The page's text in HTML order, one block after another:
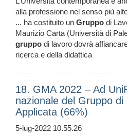
alla professione nel senso più
... ha costituito un Gruppo di
Maurizio Carta (Università di
gruppo di lavoro dovrà
ricerca e della didattica
18. GMA 2022 – Ad
nazionale del Gruppo di
Applicata (66%)
5-lug-2022 10.55.26